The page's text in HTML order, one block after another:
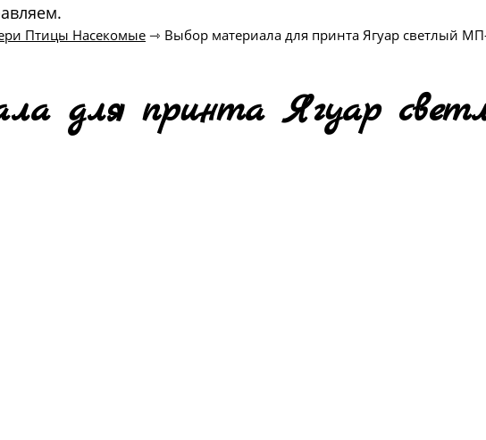
Птицы Насекомые⇾ Выбор материала для принта Ягуар светлый
для принта Ягуар